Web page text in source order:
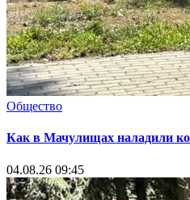
Общество
Как в Мачулищах наладили
04.08.26 09:45